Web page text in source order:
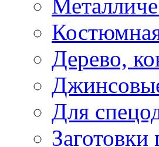
Дерево,
Для